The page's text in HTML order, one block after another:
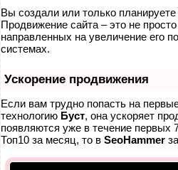
Вы создали или только планируете
Продвижение сайта – это не
направленных на увеличение его
системах.
Ускорение продвижения
Если вам трудно попасть на
технологию Буст, она ускоряет
появляются уже в течение первых
Топ10 за месяц, то в SeoHammer